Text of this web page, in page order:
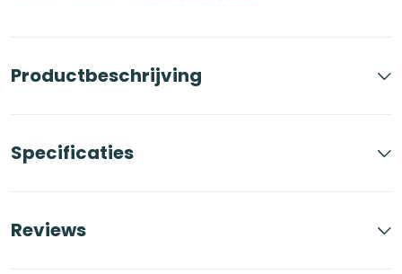
Productbeschrijving
Specificaties
Reviews